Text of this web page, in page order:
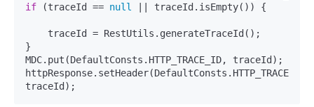
if (traceId == null || traceId.isEmpty()) {
}
MDC.put(DefaultConsts.HTTP_TRACE_ID, traceId);
httpResponse.setHeader(DefaultConsts.HTTP_TRACE_ID,